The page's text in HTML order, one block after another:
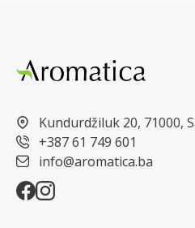
Kundurdžiluk 20, 71000,
+387 61 749 601
info@aromatica.ba